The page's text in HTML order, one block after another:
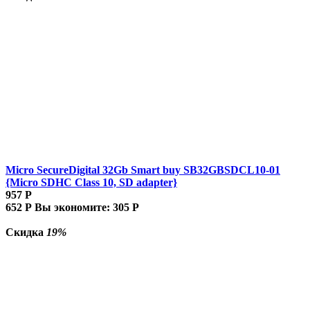
Micro SecureDigital 32Gb Smart buy SB32GBSDCL10-01
{Micro SDHC Class 10, SD adapter}
957 Р
652 Р Вы экономите: 305 Р
Скидка 19%